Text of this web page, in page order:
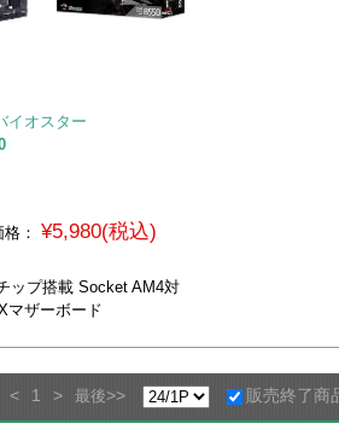
イオスター
： ¥5,980(税込)
ップ搭載 Socket AM4対
マザーボード
< 1 > 最後>> 販売終了商